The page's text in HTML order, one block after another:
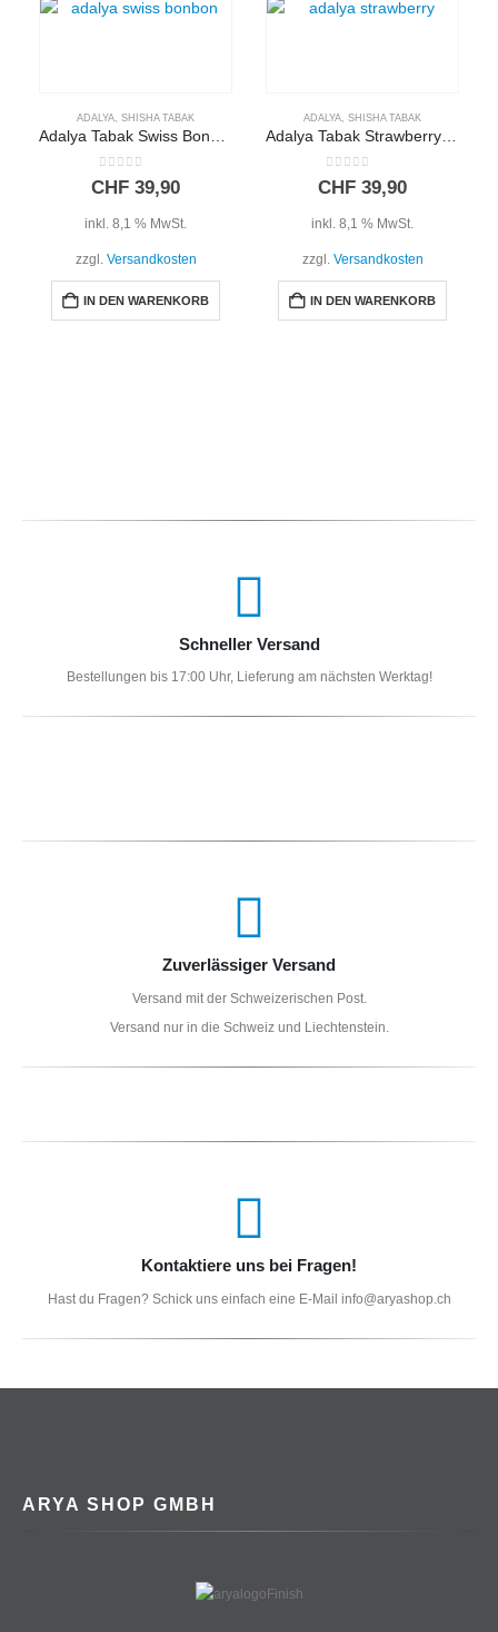
ADALYA SHISHA TABAK
0out of 5
CHF 39,90
inkl. 8,1 % MwSt.
zzgl. Versandkosten
IN DEN WARENKORB
ADALYA SHISHA TABAK
0out of 5
CHF 39,90
inkl. 8,1 % MwSt.
zzgl. Versandkosten
IN DEN WARENKORB
Schneller Versand
Bestellungen bis 17:00 Uhr, Lieferung am nächsten Werktag!
Zuverlässiger Versand
Versand mit der Schweizerischen Post.
Versand nur in die Schweiz und Liechtenstein.
Kontaktiere uns bei Fragen!
Hast du Fragen? Schick uns einfach eine E-Mail info@aryashop.ch
ARYA SHOP GMBH